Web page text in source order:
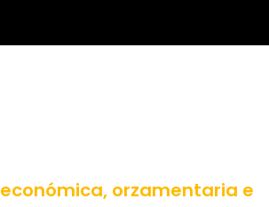
económica, orzamentaria e